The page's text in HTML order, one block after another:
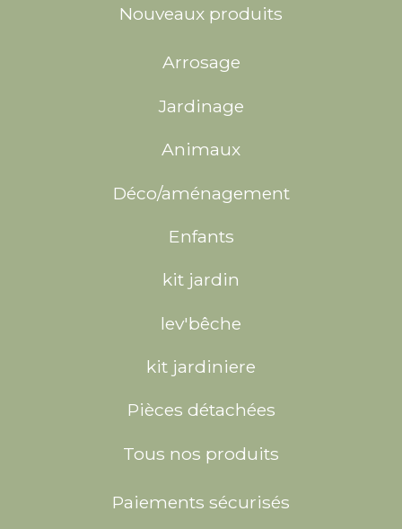
Nouveaux produits
Arrosage
Jardinage
Animaux
Déco/aménagement
Enfants
kit jardin
lev'bêche
kit jardiniere
Pièces détachées
Tous nos produits
Paiements sécurisés